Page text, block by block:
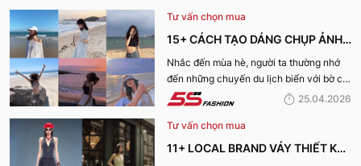
nữ cực xinh và dẫn đầu xu hướng năm
2026 dưới đây nhé!
Tư vấn chọn mua
15+ CÁCH TẠO DÁNG CHỤP ẢNH
ĐI BIỂN XINH LUNG LINH CHO CHỊ
EM
Nhắc đến mùa hè, người ta thường nhớ
đến những chuyến du lịch biển với bờ cát
trắng, làn nước trong xanh cùng ánh
không thể nào thiếu được những bức ảnh
đẹp không góc chết trong chuyến du lịch
25.04.2026
Tư vấn chọn mua
11+ LOCAL BRAND VÁY THIẾT KẾ